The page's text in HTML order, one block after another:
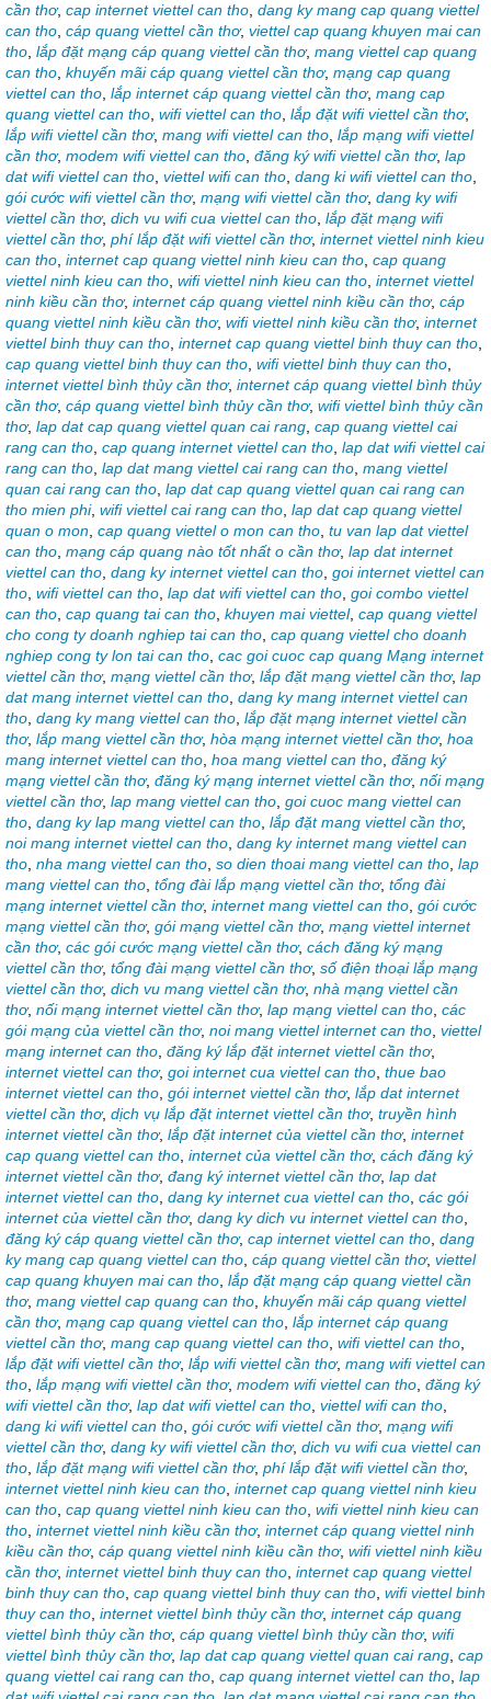
cần thơ, cap internet viettel can tho dang ky mang cap quang viettel
can tho cáp quang viettel cần thơ, viettel cap quang khuyen mai can
tho lắp đặt mạng cáp quang viettel cần thơ, mang viettel cap quang
can tho khuyến mãi cáp quang viettel cần thơ, mạng cap quang
viettel can tho lắp internet cáp quang viettel cần thơ, mang cap
quang viettel can tho wifi viettel can tho lắp đặt wifi viettel cần thơ,
lắp wifi viettel cần thơ, mang wifi viettel can tho lắp mạng wifi viettel
cần thơ, modem wifi viettel can tho đăng ký wifi viettel cần thơ, lap
dat wifi viettel can tho viettel wifi can tho dang ki wifi viettel can tho
gói cước wifi viettel cần thơ, mạng wifi viettel cần thơ, dang ky wifi
viettel cần thơ, dich vu wifi cua viettel can tho lắp đặt mạng wifi
viettel cần thơ, phí lắp đặt wifi viettel cần thơ, internet viettel ninh kieu
can tho internet cap quang viettel ninh kieu can tho cap quang
viettel ninh kieu can tho wifi viettel ninh kieu can tho internet viettel
ninh kiều cần thơ, internet cáp quang viettel ninh kiều cần thơ, cáp
quang viettel ninh kiều cần thơ, wifi viettel ninh kiều cần thơ, internet
viettel binh thuy can tho internet cap quang viettel binh thuy can tho
cap quang viettel binh thuy can tho wifi viettel binh thuy can tho
internet viettel bình thủy cần thơ, internet cáp quang viettel bình thủy
cần thơ, cáp quang viettel bình thủy cần thơ, wifi viettel bình thủy cần
thơ, lap dat cap quang viettel quan cai rang cap quang viettel cai
rang can tho cap quang internet viettel can tho lap dat wifi viettel cai
rang can tho lap dat mang viettel cai rang can tho mang viettel
quan cai rang can tho lap dat cap quang viettel quan cai rang can
tho mien phi, wifi viettel cai rang can tho lap dat cap quang viettel
quan o mon cap quang viettel o mon can tho tu van lap dat viettel
can tho mạng cáp quang nào tốt nhất o cần thơ, lap dat internet
viettel can tho dang ky internet viettel can tho goi internet viettel can
tho wifi viettel can tho lap dat wifi viettel can tho goi combo viettel
can tho cap quang tai can tho khuyen mai viettel, cap quang viettel
cho cong ty doanh nghiep tai can tho cap quang viettel cho doanh
nghiep cong ty lon tai can tho cac goi cuoc cap quang Mạng internet
viettel cần thơ, mạng viettel cần thơ, lắp đặt mạng viettel cần thơ, lap
dat mang internet viettel can tho dang ky mang internet viettel can
tho dang ky mang viettel can tho lắp đặt mạng internet viettel cần
thơ, lắp mang viettel cần thơ, hòa mạng internet viettel cần thơ, hoa
mang internet viettel can tho hoa mang viettel can tho đăng ký
mạng viettel cần thơ, đăng ký mạng internet viettel cần thơ, nối mạng
viettel cần thơ, lap mang viettel can tho goi cuoc mang viettel can
tho dang ky lap mang viettel can tho lắp đặt mang viettel cần thơ,
noi mang internet viettel can tho dang ky internet mang viettel can
tho nha mang viettel can tho so dien thoai mang viettel can tho lap
mang viettel can tho tổng đài lắp mạng viettel cần thơ, tổng đài
mạng internet viettel cần thơ, internet mang viettel can tho gói cước
mạng viettel cần thơ, gói mạng viettel cần thơ, mạng viettel internet
cần thơ, các gói cước mạng viettel cần thơ, cách đăng ký mạng
viettel cần thơ, tổng đài mạng viettel cần thơ, số điện thoại lắp mạng
viettel cần thơ, dich vu mang viettel cần thơ, nhà mạng viettel cần
thơ, nối mạng internet viettel cần thơ, lap mạng viettel can tho các
gói mạng của viettel cần thơ, noi mang viettel internet can tho viettel
mạng internet can tho đăng ký lắp đặt internet viettel cần thơ,
internet viettel can thơ, goi internet cua viettel can tho thue bao
internet viettel can tho gói internet viettel cần thơ, lắp dat internet
viettel cần thơ, dịch vụ lắp đặt internet viettel cần thơ, truyền hình
internet viettel cần thơ, lắp đặt internet của viettel cần thơ, internet
cap quang viettel can tho internet của viettel cần thơ, cách đăng ký
internet viettel cần thơ, đang ký internet viettel cần thơ, lap dat
internet viettel can tho dang ky internet cua viettel can tho các gói
internet của viettel cần thơ, dang ky dich vu internet viettel can tho
đăng ký cáp quang viettel cần thơ, cap internet viettel can tho dang
ky mang cap quang viettel can tho cáp quang viettel cần thơ, viettel
cap quang khuyen mai can tho lắp đặt mạng cáp quang viettel cần
thơ, mang viettel cap quang can tho khuyến mãi cáp quang viettel
cần thơ, mạng cap quang viettel can tho lắp internet cáp quang
viettel cần thơ, mang cap quang viettel can tho wifi viettel can tho
lắp đặt wifi viettel cần thơ, lắp wifi viettel cần thơ, mang wifi viettel can
tho lắp mạng wifi viettel cần thơ, modem wifi viettel can tho đăng ký
wifi viettel cần thơ, lap dat wifi viettel can tho viettel wifi can tho
dang ki wifi viettel can tho gói cước wifi viettel cần thơ, mạng wifi
viettel cần thơ, dang ky wifi viettel cần thơ, dich vu wifi cua viettel can
tho lắp đặt mạng wifi viettel cần thơ, phí lắp đặt wifi viettel cần thơ,
internet viettel ninh kieu can tho internet cap quang viettel ninh kieu
can tho cap quang viettel ninh kieu can tho wifi viettel ninh kieu can
tho internet viettel ninh kiều cần thơ, internet cáp quang viettel ninh
kiều cần thơ, cáp quang viettel ninh kiều cần thơ, wifi viettel ninh kiều
cần thơ, internet viettel binh thuy can tho internet cap quang viettel
binh thuy can tho cap quang viettel binh thuy can tho wifi viettel binh
thuy can tho internet viettel bình thủy cần thơ, internet cáp quang
viettel bình thủy cần thơ, cáp quang viettel bình thủy cần thơ, wifi
viettel bình thủy cần thơ, lap dat cap quang viettel quan cai rang cap
quang viettel cai rang can tho cap quang internet viettel can tho lap